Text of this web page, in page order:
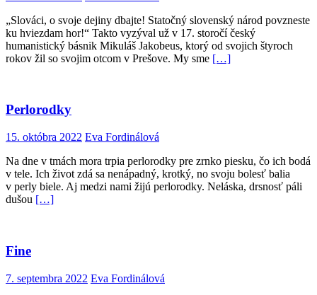
„Slováci, o svoje dejiny dbajte! Statočný slovenský národ povzneste
ku hviezdam hor!“ Takto vyzýval už v 17. storočí český
humanistický básnik Mikuláš Jakobeus, ktorý od svojich štyroch
rokov žil so svojim otcom v Prešove. My sme […]
Perlorodky
15. októbra 2022 Eva Fordinálová
Na dne v tmách mora trpia perlorodky pre zrnko piesku, čo ich bodá
v tele. Ich život zdá sa nenápadný, krotký, no svoju bolesť balia
v perly biele. Aj medzi nami žijú perlorodky. Neláska, drsnosť páli
dušou […]
Fine
7. septembra 2022 Eva Fordinálová